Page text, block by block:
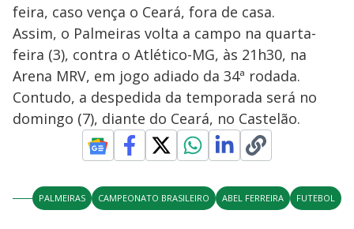
feira, caso vença o Ceará, fora de casa.
Assim, o Palmeiras volta a campo na quarta-
feira (3), contra o Atlético-MG, às 21h30, na
Arena MRV, em jogo adiado da 34ª rodada.
Contudo, a despedida da temporada será no
domingo (7), diante do Ceará, no Castelão.
PALMEIRAS CAMPEONATO BRASILEIRO ABEL FERREIRA FUTEBOL